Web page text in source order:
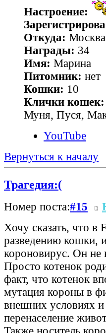
Настроение:
Откуда:
Награды: 34
Имя: Марина
Питомник: нет
Кошки: 10
Клички кошек:
Муня, Пуся,
YouTube
Вернуться к началу
Трагедия:(
Номер поста:#15
Хочу сказать, что в
разведению кошки,
короновирус. Он не
Просто котенок
факт, что котенок
мутация короны в
внешних условиях и
перенаселение